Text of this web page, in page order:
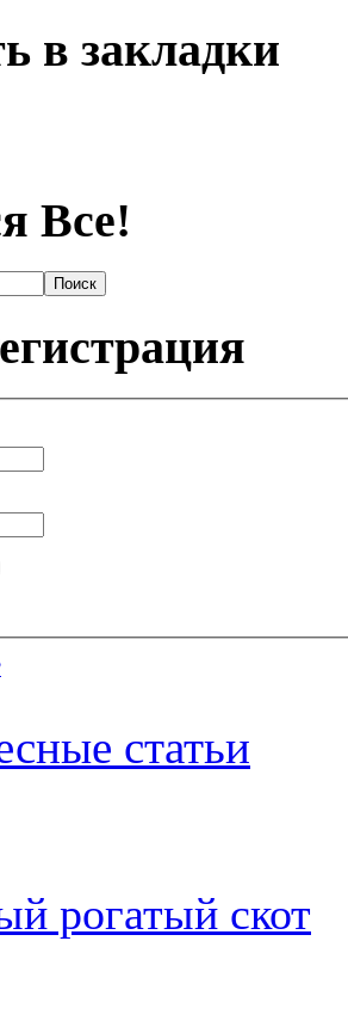
в закладки
Все!
статьи
рогатый скот